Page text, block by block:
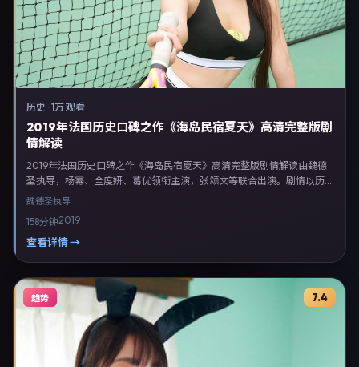
历史 ·1万 观看
2019年法国历史口碑之作《海岛民宿夏天》高清完整版剧
情解读
2019年法国历史口碑之作《海岛民宿夏天》高清完整版剧情解读由魏德
圣执导，杨幂、全度妍、葛优领衔主演，张颂文等联合出演。剧情以历史
类型为主线，融合法国本土叙事与人物弧光，适合检索「历史电影 法国
随后登陆流媒体与电视端。影片在节奏、摄影与配乐上强调沉浸体验，可
作为片单推荐、影评长文与专题策划的引用素材。
魏德圣执导
158分钟2019
查看详情 →
趋势 7.4